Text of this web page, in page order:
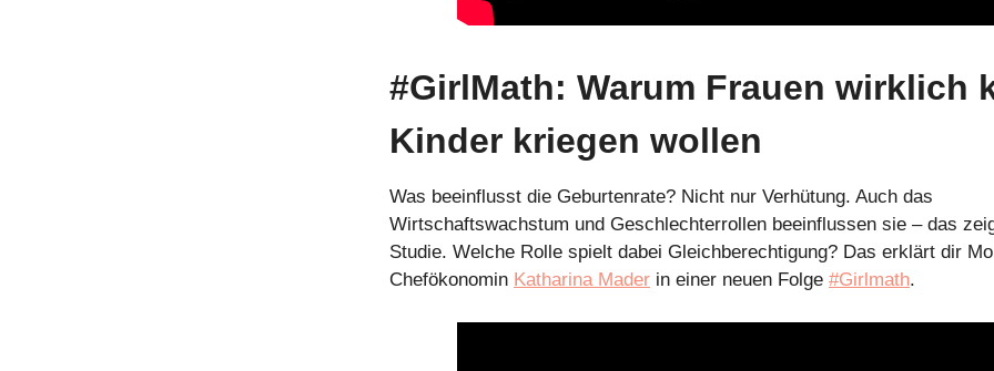
#GirlMath: Warum Frauen wirklich
Kinder kriegen wollen
Was beeinflusst die Geburtenrate? Nicht nur Verhütung. Auch das
Wirtschaftswachstum und Geschlechterrollen beeinflussen sie – das
Studie. Welche Rolle spielt dabei Gleichberechtigung? Das erklärt dir
Chefökonomin Katharina Mader in einer neuen Folge #Girlmath.